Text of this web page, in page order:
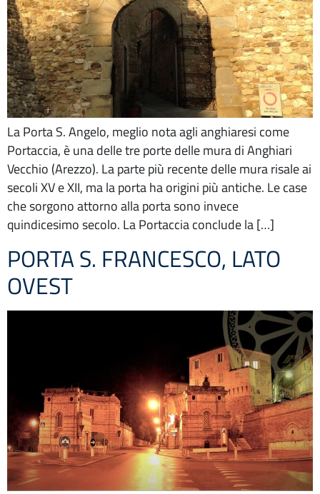
La Porta S. Angelo, meglio nota agli anghiaresi come
Portaccia, è una delle tre porte delle mura di Anghiari
Vecchio (Arezzo). La parte più recente delle mura risale ai
secoli XV e XII, ma la porta ha origini più antiche. Le case
che sorgono attorno alla porta sono invece
quindicesimo secolo. La Portaccia conclude la […]
PORTA S. FRANCESCO, LATO
OVEST